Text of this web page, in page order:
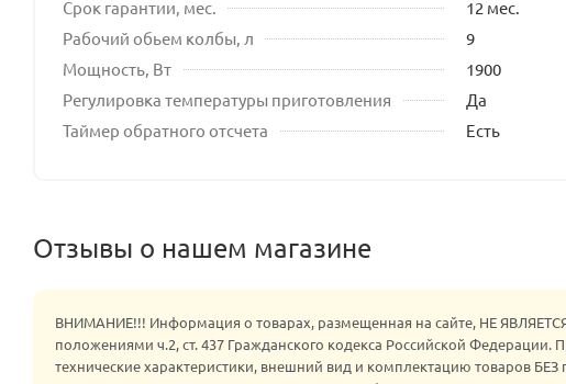
Срок гарантии, мес.
12 мес.
Рабочий обьем колбы, л
9
Мощность, Вт
1900
Регулировка температуры приготовления
Да
Таймер обратного отсчета
Есть
Отзывы о нашем магазине
ВНИМАНИЕ!!! Информация о товарах, размещенная на сайте, НЕ
положениями ч.2, ст. 437 Гражданского кодекса Российской Федерации.
технические характеристики, внешний вид и комплектацию товаров